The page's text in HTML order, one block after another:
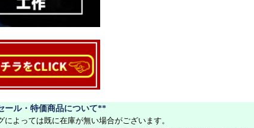
ール・特価商品について**
よっては既に在庫が無い場合がございます。